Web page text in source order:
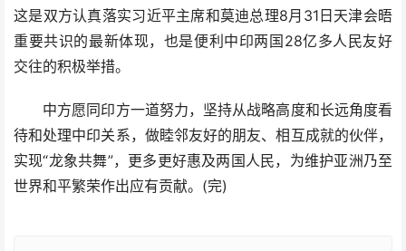
这是双方认真落实习近平主席和莫迪总理8月31日天津会晤
重要共识的最新体现，也是便利中印两国28亿多人民友好
交往的积极举措。
中方愿同印方一道努力，坚持从战略高度和长远角度看
待和处理中印关系，做睦邻友好的朋友、相互成就的伙伴，
实现“龙象共舞”，更多更好惠及两国人民，为维护亚洲乃至
世界和平繁荣作出应有贡献。(完)